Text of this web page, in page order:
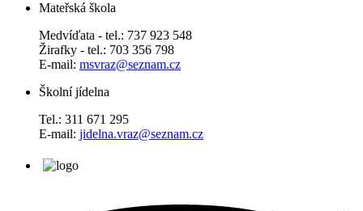
Mateřská škola
Medvíďata - tel.: 737 923 548
Žirafky - tel.: 703 356 798
E-mail: msvraz@seznam.cz
Školní jídelna
Tel.: 311 671 295
E-mail: jidelna.vraz@seznam.cz